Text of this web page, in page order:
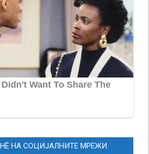
НА СОЦИЈАЛНИТЕ МРЕЖИ